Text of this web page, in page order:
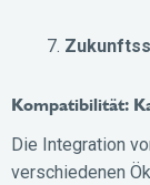
Kompatibilität:
Die Integration
verschiedenen